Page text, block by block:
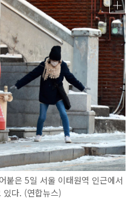
은 5일 서울 이태원역 인근에서
있다. (연합뉴스)